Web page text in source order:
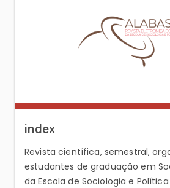
index
Revista científica, semestral,
estudantes de graduação em
da Escola de Sociologia e Política